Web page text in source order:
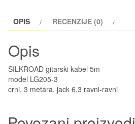
količina
OPIS RECENZIJE (0)
Opis
SILKROAD gitarski kabel 5m
model LG205-3
crni, 3 metara, jack 6,3 ravni-ravni